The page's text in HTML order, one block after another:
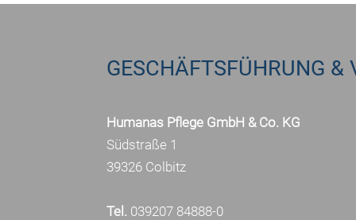
GESCHÄFTSFÜHRUNG &
Humanas Pflege GmbH & Co. KG
Südstraße 1
39326 Colbitz
Tel. 039207 84888-0